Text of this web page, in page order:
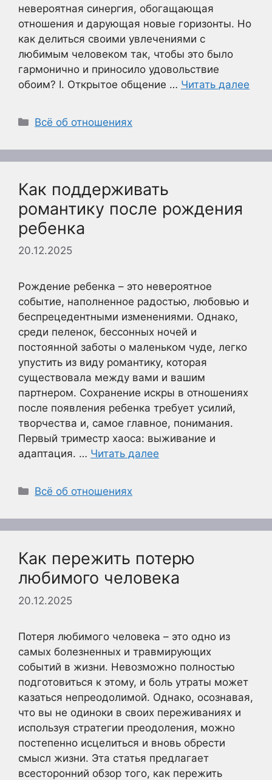
невероятная синергия, обогащающая
отношения и дарующая новые горизонты. Но
как делиться своими увлечениями с
любимым человеком так, чтобы это было
гармонично и приносило удовольствие
обоим? I. Открытое общение … Читать далее
Рубрики
Всё об отношениях
Как поддерживать
романтику после рождения
ребенка
20.12.2025
Рождение ребенка – это невероятное
событие, наполненное радостью, любовью и
беспрецедентными изменениями. Однако,
среди пеленок, бессонных ночей и
постоянной заботы о маленьком чуде, легко
упустить из виду романтику, которая
существовала между вами и вашим
партнером. Сохранение искры в отношениях
после появления ребенка требует усилий,
творчества и, самое главное, понимания.
Первый триместр хаоса: выживание и
адаптация. … Читать далее
Рубрики
Всё об отношениях
Как пережить потерю
любимого человека
20.12.2025
Потеря любимого человека – это одно из
самых болезненных и травмирующих
событий в жизни. Невозможно полностью
подготовиться к этому, и боль утраты может
казаться непреодолимой. Однако, осознавая,
что вы не одиноки в своих переживаниях и
используя стратегии преодоления, можно
постепенно исцелиться и вновь обрести
смысл жизни. Эта статья предлагает
всесторонний обзор того, как пережить